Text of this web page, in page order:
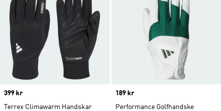
Price
399 kr
Terrex Climawarm Handskar
Price
189 kr
Performance Golfhandske